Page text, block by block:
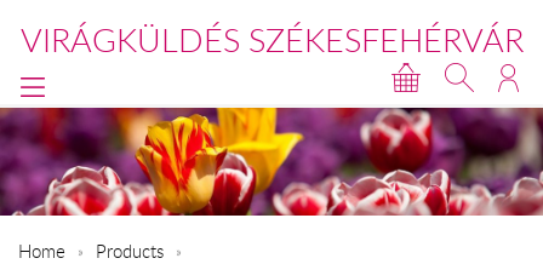
VIRÁGKÜLDÉS SZÉKESFEHÉRVÁR
Home Products